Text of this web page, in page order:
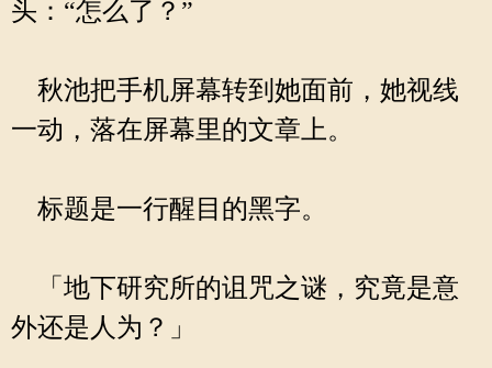
头：“怎么了？”
秋池把手机屏幕转到她面前，她视线
一动，落在屏幕里的文章上。
标题是一行醒目的黑字。
「地下研究所的诅咒之谜，究竟是意
外还是人为？」